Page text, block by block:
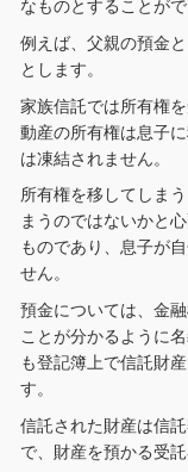
なものとすることがで
例えば、父親の預金
とします。
家族信託では所有権
動産の所有権は息子
は凍結されません。
所有権を移してしま
まうのではないかと
ものであり、息子が
せん。
預金については、金
ことが分かるように
も登記簿上で信託財
す。
信託された財産は信
で、財産を預かる受